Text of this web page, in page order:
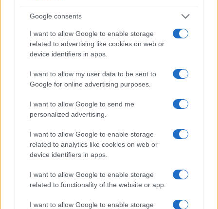
Google consents
I want to allow Google to enable storage
related to advertising like cookies on web or
device identifiers in apps.
I want to allow my user data to be sent to
Google for online advertising purposes.
I want to allow Google to send me
personalized advertising.
I want to allow Google to enable storage
related to analytics like cookies on web or
device identifiers in apps.
I want to allow Google to enable storage
related to functionality of the website or app.
I want to allow Google to enable storage
avere e come usarlo
Greta Salvati · 7 Ago 2026